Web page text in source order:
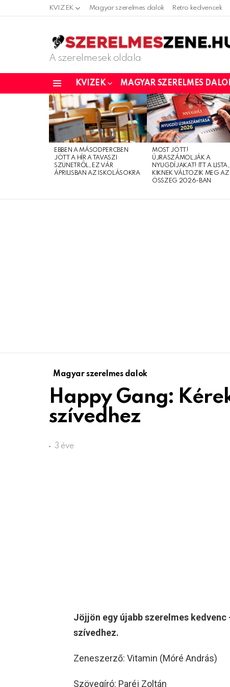
KVIZEK Magyar szerelmes dalok Retro kedvencek
A szerelmesek oldala
KVIZEK MAGYAR SZERELMES
LATEST
STORIES
EBBEN A MÁSODPERCBEN
JÖTT A HÍR A TAVASZI
SZÜNETRŐL, EZ VÁR
ÁPRILISBAN AZ ISKOLÁSOKRA
MOST JÖTT!
ÚJRASZÁMOLJÁK A
NYUGDÍJAKAT! ITT A LISTA,
KIKNEK VÁLTOZIK MEG AZ
ÖSSZEG 2026-BAN
Magyar szerelmes dalok
Happy Gang:
szívedhez
3 éve
Jöjjön egy újabb szerelmes kedvenc
szívedhez.
Zeneszerző: Vitamin (Móré András)
Szövegíró: Paréj Zoltán